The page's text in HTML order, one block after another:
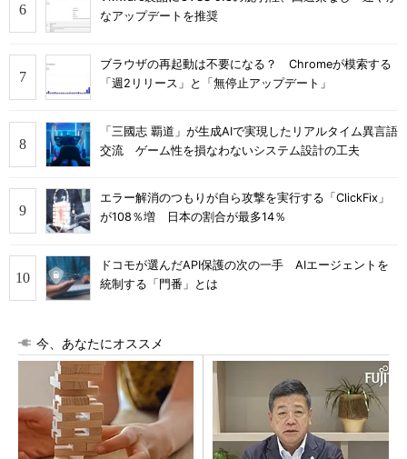
なアップデートを推奨
ブラウザの再起動は不要になる？ Chromeが模索する
「週2リリース」と「無停止アップデート」
「三國志 覇道」が生成AIで実現したリアルタイム異言語
交流 ゲーム性を損なわないシステム設計の工夫
エラー解消のつもりが自ら攻撃を実行する「ClickFix」
が108％増 日本の割合が最多14％
ドコモが選んだAPI保護の次の一手 AIエージェントを
統制する「門番」とは
今、あなたにオススメ